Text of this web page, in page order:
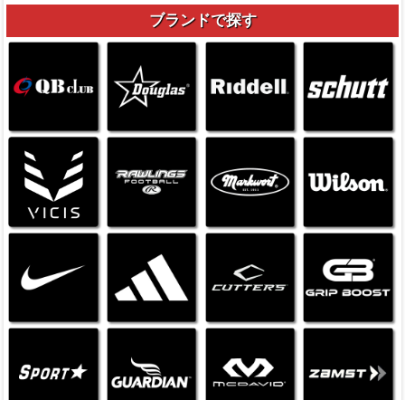
ブランドで探す